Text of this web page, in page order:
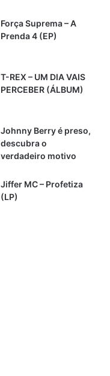
Força Suprema – A
Prenda 4 (EP)
T-REX – UM DIA VAIS
PERCEBER (ÁLBUM)
Johnny Berry é preso,
descubra o
verdadeiro motivo
Jiffer MC – Profetiza
(LP)